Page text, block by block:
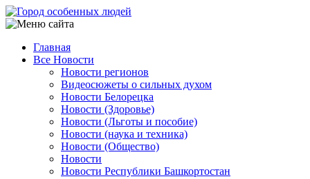
Перейти
к
содержанию
Main
navigation
Главная
Все Новости
Новости регионов
Видеосюжеты о сильных духом
Новости Белорецка
Новости (Здоровье)
Новости (Льготы и пособие)
Новости (наука и техника)
Новости (Общество)
Новости
Новости Республики Башкортостан